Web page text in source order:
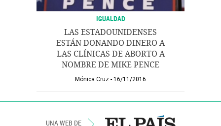
IGUALDAD
LAS ESTADOUNIDENSES
ESTÁN DONANDO DINERO A
LAS CLÍNICAS DE ABORTO A
NOMBRE DE MIKE PENCE
Mónica Cruz 16/11/2016
UNA WEB DE